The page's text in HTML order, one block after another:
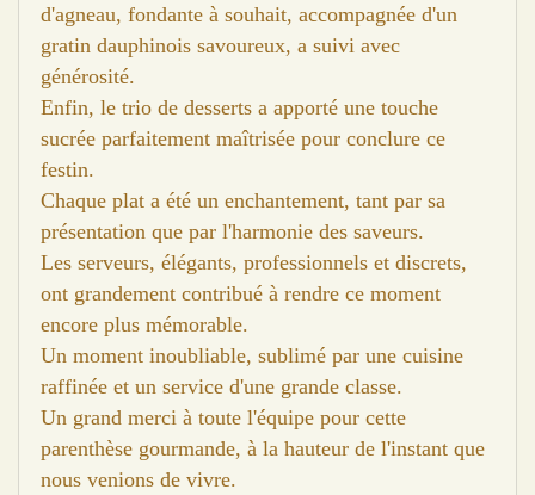
d'agneau, fondante à souhait, accompagnée d'un
gratin dauphinois savoureux, a suivi avec
générosité.
Enfin, le trio de desserts a apporté une touche
sucrée parfaitement maîtrisée pour conclure ce
festin.
Chaque plat a été un enchantement, tant par sa
présentation que par l'harmonie des saveurs.
Les serveurs, élégants, professionnels et discrets,
ont grandement contribué à rendre ce moment
encore plus mémorable.
Un moment inoubliable, sublimé par une cuisine
raffinée et un service d'une grande classe.
Un grand merci à toute l'équipe pour cette
parenthèse gourmande, à la hauteur de l'instant que
nous venions de vivre.